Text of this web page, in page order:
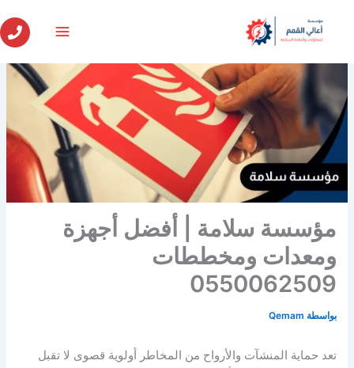
المحتوى
مؤسسة سلامة | أفضل أجهزة
ومعدات ومخططات
0550062509
بواسطة Qemam
تعد حماية المنشآت والأرواح من المخاطر أولوية قصوى لا تقبل